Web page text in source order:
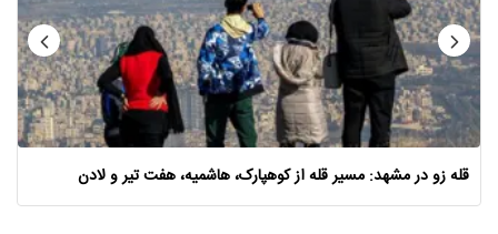
قله زو در مشهد: مسیر قله از کوهپارک، هاشمیه، هفت تیر و لادن